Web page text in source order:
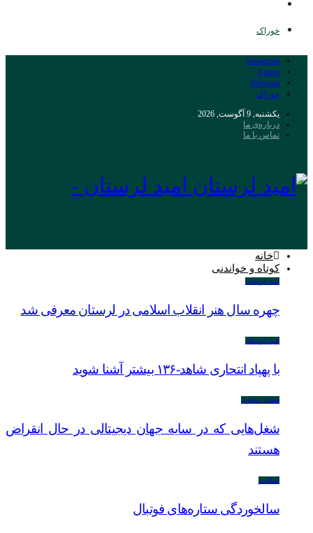
خوراک
Instagram
Aparat
Telegram
خوراک
یکشنبه, 9 آگوست, 2026
درباره‌ی ما
تماس با ما
امید لرستان -
خانه
کوتاه و خواندنی
امید لرستان
چهره سال هنر انقلاب اسلامی در لرستان معرفی شد
امید لرستان
با پهپاد انتحاری شاهد-۱۳۶ بیشتر آشنا شوید
فضای مجازی
شغل‌‌هایی که در سایه جهان دیجیتالی در حال انقراض
هستند
اسلایدر
سالخوردگی ستاره‌های فوتبال